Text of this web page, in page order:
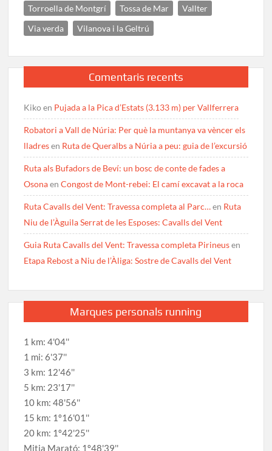
Torroella de Montgrí
Tossa de Mar
Vallter
Via verda
Vilanova i la Geltrú
Comentaris recents
Kikoen Pujada a la Pica d’Estats (3.133 m) per Vallferrera
Robatori a Vall de Núria: Per què la muntanya va vèncer els
lladresen Ruta de Queralbs a Núria a peu: guia de l’excursió
Ruta als Bufadors de Beví: un bosc de conte de fades a
OsonaenCongost de Mont-rebei: El camí excavat a la roca
Ruta Cavalls del Vent: Travessa completa al Parc…en Ruta
Niu de l’Àguila Serrat de les Esposes: Cavalls del Vent
Guia Ruta Cavalls del Vent: Travessa completa Pirineusen
Etapa Rebost a Niu de l’Àliga: Sostre de Cavalls del Vent
Marques personals running
1 km: 4'04''
1 mi: 6'37''
3 km: 12'46''
5 km: 23'17''
10 km: 48'56''
15 km: 1º16'01''
20 km: 1º42'25''
Mitja Marató: 1º48'39''